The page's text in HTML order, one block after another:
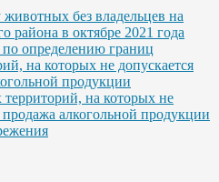
без владельцев на
района в октябре 2021 года
определению границ
на которых не допускается
продукции
на которых не
продажа алкогольной продукции